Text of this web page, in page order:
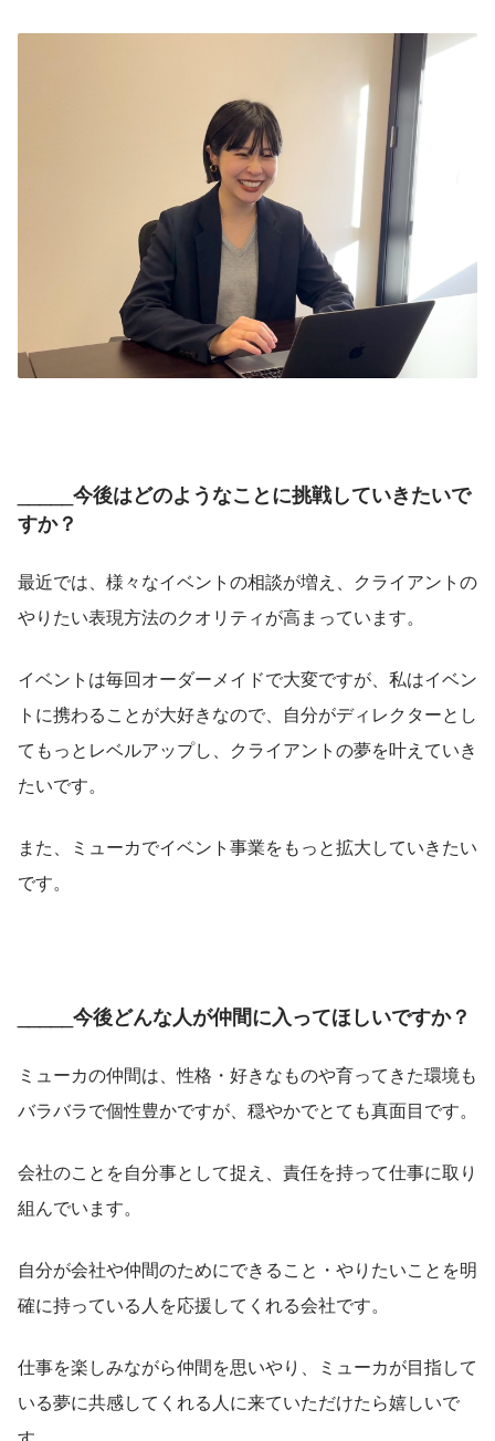
_____今後はどのようなことに挑戦していきたいで
すか？
最近では、様々なイベントの相談が増え、クライアントの
やりたい表現方法のクオリティが高まっています。
イベントは毎回オーダーメイドで大変ですが、私はイベン
トに携わることが大好きなので、自分がディレクターとし
てもっとレベルアップし、クライアントの夢を叶えていき
たいです。
また、ミューカでイベント事業をもっと拡大していきたい
です。
_____今後どんな人が仲間に入ってほしいですか？
ミューカの仲間は、性格・好きなものや育ってきた環境も
バラバラで個性豊かですが、穏やかでとても真面目です。
会社のことを自分事として捉え、責任を持って仕事に取り
組んでいます。
自分が会社や仲間のためにできること・やりたいことを明
確に持っている人を応援してくれる会社です。
仕事を楽しみながら仲間を思いやり、ミューカが目指して
いる夢に共感してくれる人に来ていただけたら嬉しいで